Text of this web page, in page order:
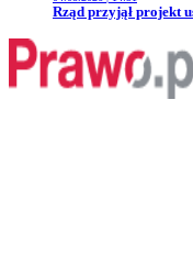
Przejdź do artykułu:
Rząd przyjął projekt